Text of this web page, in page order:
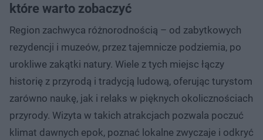
które warto zobaczyć
Region zachwyca różnorodnością – od zabytkowych
rezydencji i muzeów, przez tajemnicze podziemia, po
urokliwe zakątki natury. Wiele z tych miejsc łączy
historię z przyrodą i tradycją ludową, oferując turystom
zarówno naukę, jak i relaks w pięknych okolicznościach
przyrody. Wizyta w takich atrakcjach pozwala poczuć
klimat dawnych epok, poznać lokalne zwyczaje i odkryć